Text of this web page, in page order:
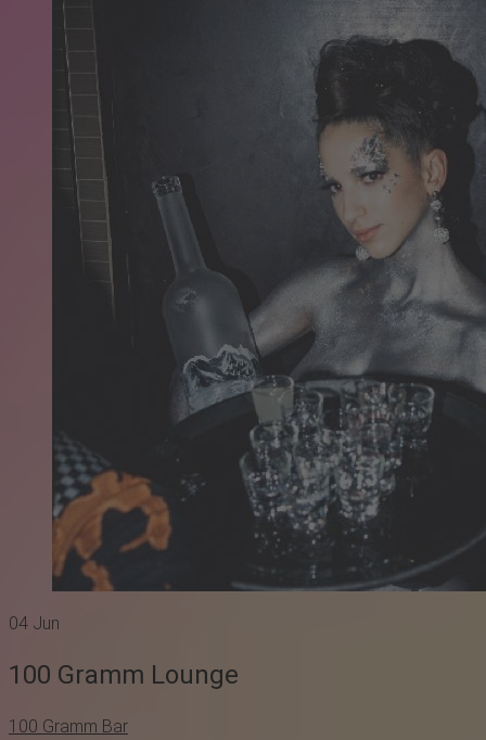
04 Jun
100 Gramm Lounge
100 Gramm Bar